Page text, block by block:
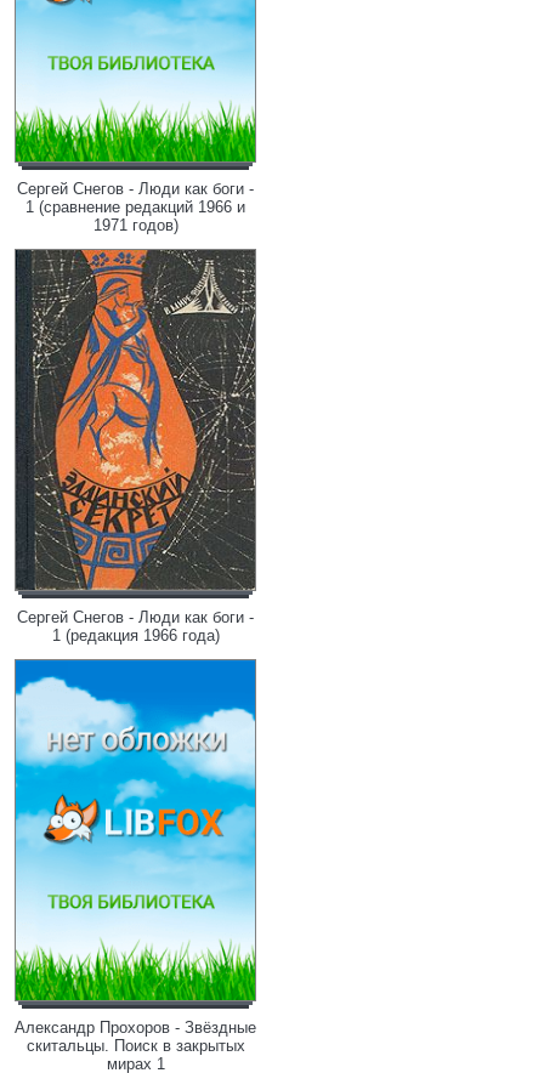
Сергей Снегов - Люди как боги -
1 (сравнение редакций 1966 и
1971 годов)
Сергей Снегов - Люди как боги -
1 (редакция 1966 года)
Александр Прохоров - Звёздные
скитальцы. Поиск в закрытых
мирах 1